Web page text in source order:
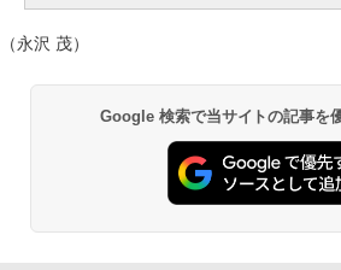
（永沢 茂）
Google 検索で当サイトの記事を